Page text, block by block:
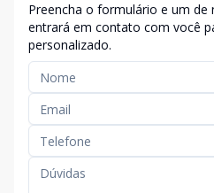
Preencha o formulário e um de
entrará em contato com você
personalizado.